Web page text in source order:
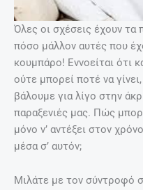
Όλες οι σχέσεις έχουν
πόσο μάλλον αυτές που
κουμπάρο! Εννοείται ότι
ούτε μπορεί ποτέ να
βάλουμε για λίγο στην
παραξενιές μας. Πώς
μόνο ν’ αντέξει στον
μέσα σ’ αυτόν;
Μιλάτε με τον σύντροφό